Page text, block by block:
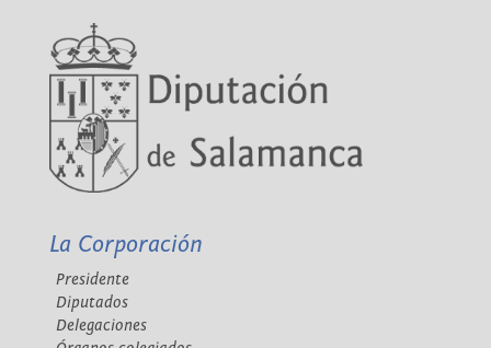
La Corporación
Presidente
Diputados
Delegaciones